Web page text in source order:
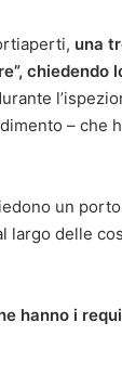
una
chiedendo
– che
un
largo delle
hanno i